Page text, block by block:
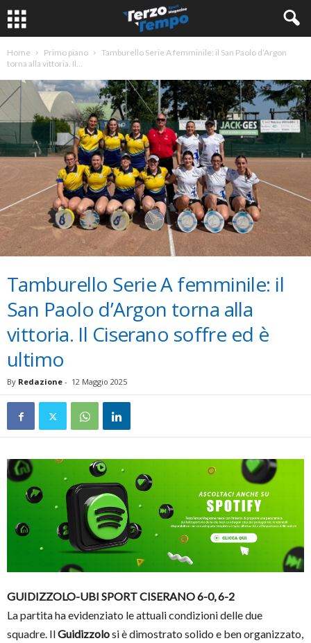
Home Primo piano
Tamburello Serie A femminile: il San Paolo d’Argon
torna alla vittoria. Il...
Tamburello Serie A femminile: il
San Paolo d’Argon torna alla
vittoria. Il Ciserano soffre ed è
ultimo
By Redazione - 12 Maggio 2025
GUIDIZZOLO-UBI SPORT CISERANO 6-0, 6-2
La partita ha evidenziato le attuali condizioni delle due
squadre. IlGuidizzolosi è dimostrato solido e ben organizzato,